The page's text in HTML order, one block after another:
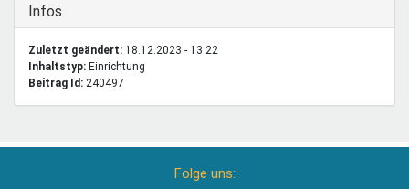
Ausblenden
Infos
Zuletzt geändert: 18.12.2023 - 13:22
Inhaltstyp:
einrichtung
Beitrag Id: 240497
Folge uns: